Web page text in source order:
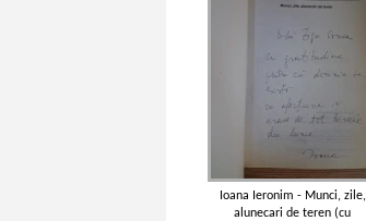
Ioana Ieronim - Munci, zile,
alunecari de teren (cu